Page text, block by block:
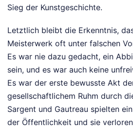
Sieg der Kunstgeschichte.
Letztlich bleibt die Erkenntnis,
Meisterwerk oft unter falschen
Es war nie dazu gedacht, ein
sein, und es war auch keine
Es war der erste bewusste Akt
gesellschaftlichem Ruhm durch
Sargent und Gautreau spielten
der Öffentlichkeit und sie